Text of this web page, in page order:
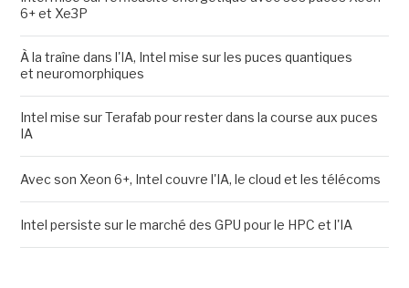
6+ et Xe3P
À la traîne dans l'IA, Intel mise sur les puces quantiques
et neuromorphiques
Intel mise sur Terafab pour rester dans la course aux puces
IA
Avec son Xeon 6+, Intel couvre l'IA, le cloud et les télécoms
Intel persiste sur le marché des GPU pour le HPC et l'IA